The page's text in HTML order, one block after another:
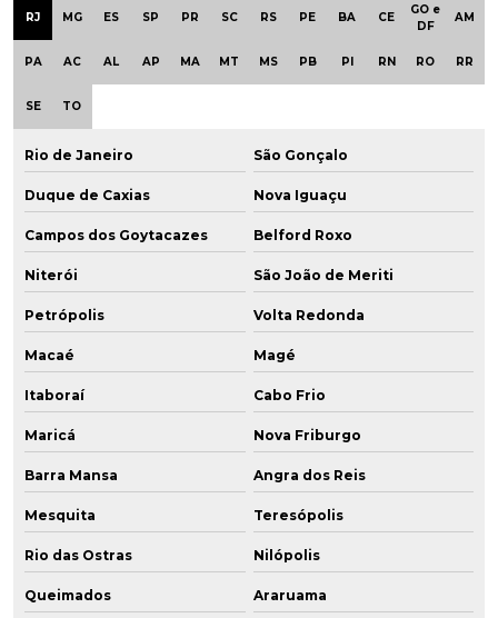
RJ MG ES SP PR SC RS PE BA CE
GO e
DF
AM
PA AC AL AP MA MT MS PB PI RN RO RR
SE TO
Rio de Janeiro São Gonçalo
Duque de Caxias Nova Iguaçu
Campos dos Goytacazes Belford Roxo
Niterói São João de Meriti
Petrópolis Volta Redonda
Macaé Magé
Itaboraí Cabo Frio
Maricá Nova Friburgo
Barra Mansa Angra dos Reis
Mesquita Teresópolis
Rio das Ostras Nilópolis
Queimados Araruama